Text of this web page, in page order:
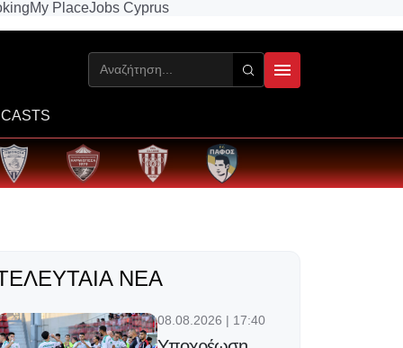
My PlaceJobs Cyprus
ΝΈΑ
08.08.2026 | 17:40